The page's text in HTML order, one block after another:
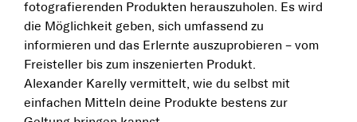
fotografierenden Produkten herauszuholen. Es wird
die Möglichkeit geben, sich umfassend zu
informieren und das Erlernte auszuprobieren – vom
Freisteller bis zum inszenierten Produkt.
Alexander Karelly vermittelt, wie du selbst mit
einfachen Mitteln deine Produkte bestens zur